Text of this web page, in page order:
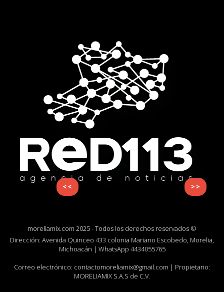
<< >>
moreliamix.com 2025 - Todos los derechos reservados ©
Dirección: Avenida Quinceo 433 colonia Mariano Escobedo, Morelia,
Michoacán | WhatsApp 4434055765
Correo electrónico: contactomoreliamix@gmail.com | Propietario:
MORELIAMIX S.A.S de C.V.